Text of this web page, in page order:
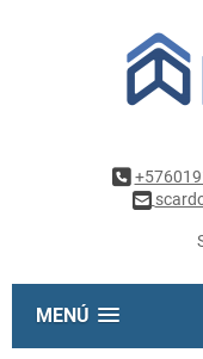
MENÚ